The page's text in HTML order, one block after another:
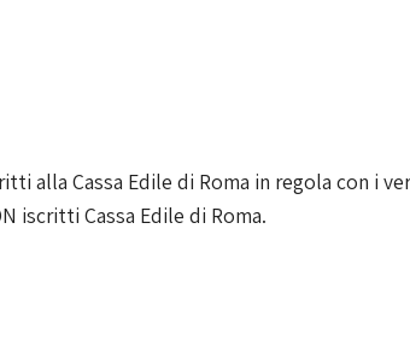
alla Cassa Edile di Roma in regola con i
iscritti Cassa Edile di Roma.